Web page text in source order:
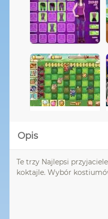
Opis
Te trzy Najlepsi
koktajle. Wybór